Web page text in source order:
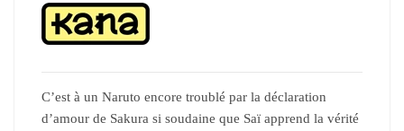
C’est à un Naruto encore troublé par la déclaration
d’amour de Sakura si soudaine que Saï apprend la vérité